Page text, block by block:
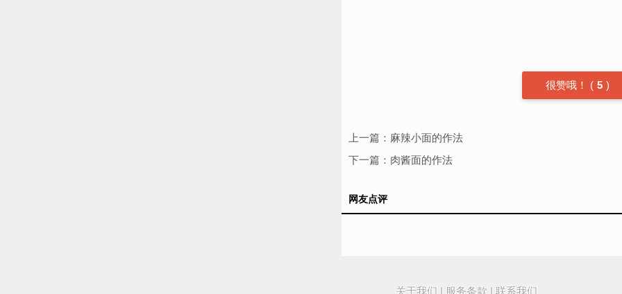
很赞哦！ ( 5 )
上一篇： 麻辣小面的作法
下一篇： 肉酱面的作法
网友点评
关于我们 | 服务条款 | 联系我们